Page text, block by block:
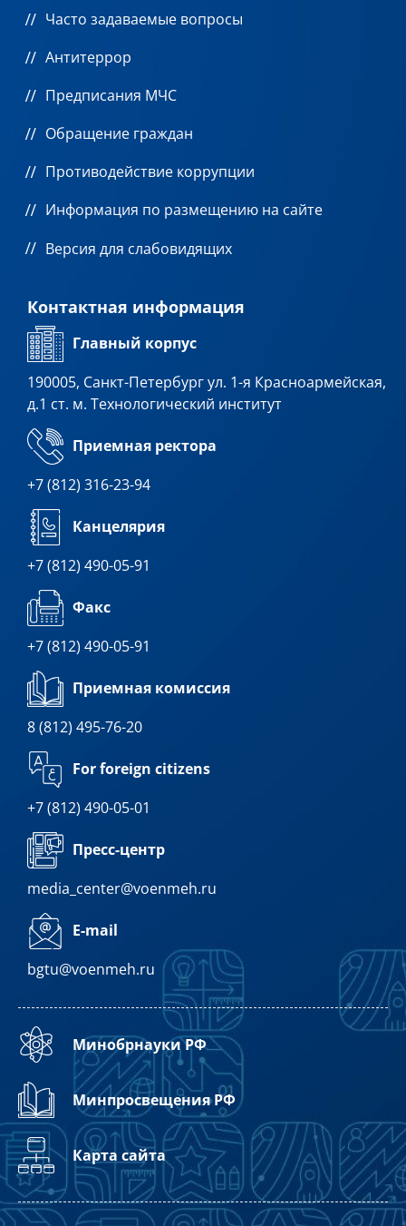
Часто задаваемые вопросы
Антитеррор
Предписания МЧС
Обращение граждан
Противодействие коррупции
Информация по размещению на сайте
Версия для слабовидящих
Контактная информация
Главный корпус
190005, Санкт-Петербург ул. 1-я Красноармейская,
д.1 ст. м. Технологический институт
Приемная ректора
+7 (812) 316-23-94
Канцелярия
+7 (812) 490-05-91
Факс
+7 (812) 490-05-91
Приемная комиссия
8 (812) 495-76-20
For foreign citizens
+7 (812) 490-05-01
Пресс-центр
media_center@voenmeh.ru
E-mail
bgtu@voenmeh.ru
Минобрнауки РФ
Минпросвещения РФ
Карта сайта